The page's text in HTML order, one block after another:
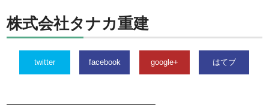
株式会社タナカ重建
twitter facebook google+ はてブ